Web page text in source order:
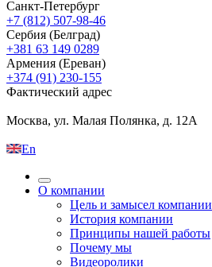
Санкт-Петербург
+7 (812) 507-98-46
Сербия (Белград)
+381 63 149 0289
Армения (Ереван)
+374 (91) 230-155
Фактический адрес
Москва, ул. Малая Полянка, д. 12А
En
О компании
Цель и замысел компании
История компании
Принципы нашей работы
Почему мы
Видеоролики